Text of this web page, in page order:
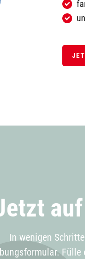
In wenigen